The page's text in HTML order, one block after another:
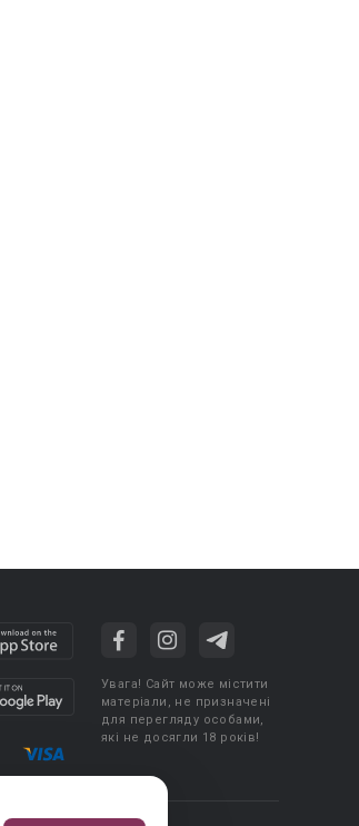
Увага! Сайт може містити
матеріали, не призначені
для перегляду особами,
які не досягли 18 років!